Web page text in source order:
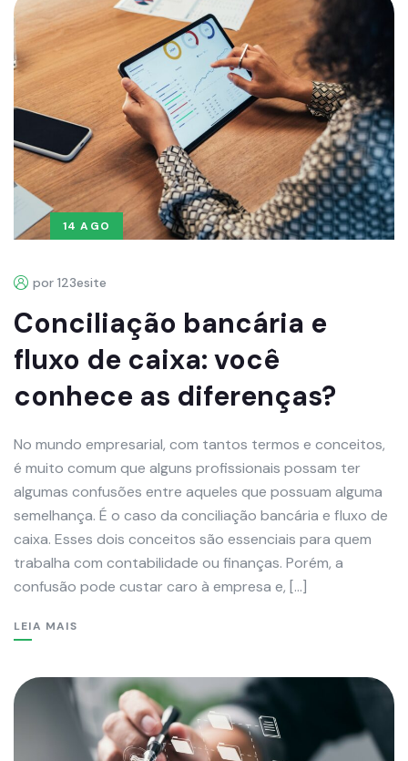
14 AGO
por 123esite
Conciliação bancária e
fluxo de caixa: você
conhece as diferenças?
No mundo empresarial, com tantos termos e conceitos,
é muito comum que alguns profissionais possam ter
algumas confusões entre aqueles que possuam alguma
semelhança. É o caso da conciliação bancária e fluxo de
caixa. Esses dois conceitos são essenciais para quem
trabalha com contabilidade ou finanças. Porém, a
confusão pode custar caro à empresa e, […]
LEIA MAIS